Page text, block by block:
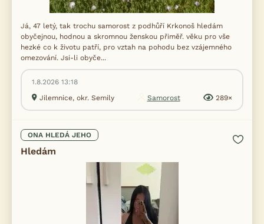
Já, 47 letý, tak trochu samorost z podhůří Krkonoš hledám
obyčejnou, hodnou a skromnou ženskou přiměř. věku pro vše
hezké co k životu patří, pro vztah na pohodu bez vzájemného
omezování. Jsi-li obyče...
1.8.2026 13:18
Jilemnice, okr. Semily
Samorost 289×
ONA HLEDÁ JEHO
Hledám